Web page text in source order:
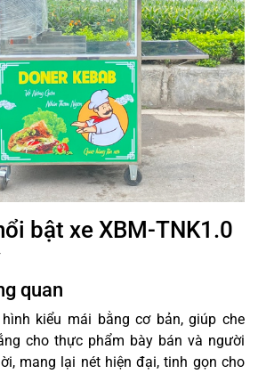
bật xe XBM-TNK1.0
quan
kiểu mái bằng cơ bản, giúp che
cho thực phẩm bày bán và người
mang lại nét hiện đại, tinh gọn cho